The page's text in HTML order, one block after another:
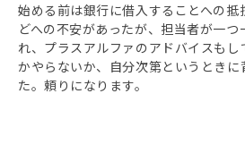
始める前は銀行に借入することへの抵
どへの不安があったが、担当者が一つ
れ、プラスアルファのアドバイスもし
かやらないか、自分次第というときに
た。頼りになります。